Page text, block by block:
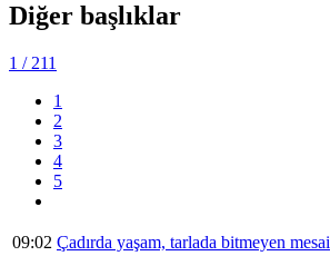
Diğer başlıklar
1 / 211
1
2
3
4
5
09:02 Çadırda yaşam, tarlada bitmeyen mesai